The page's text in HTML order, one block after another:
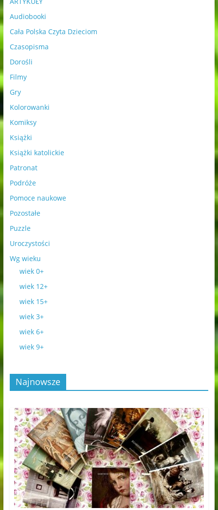
Audiobooki
Cała Polska Czyta Dzieciom
Czasopisma
Dorośli
Filmy
Gry
Kolorowanki
Komiksy
Książki
Książki katolickie
Patronat
Podróże
Pomoce naukowe
Pozostałe
Puzzle
Uroczystości
Wg wieku
wiek 0+
wiek 12+
wiek 15+
wiek 3+
wiek 6+
wiek 9+
Najnowsze